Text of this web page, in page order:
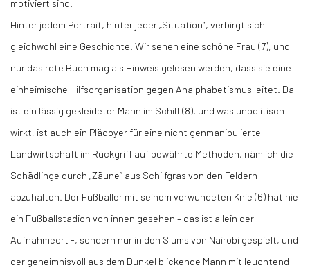
motiviert sind.
Hinter jedem Portrait, hinter jeder „Situation“, verbirgt sich
gleichwohl eine Geschichte. Wir sehen eine schöne Frau (7), und
nur das rote Buch mag als Hinweis gelesen werden, dass sie eine
einheimische Hilfsorganisation gegen Analphabetismus leitet. Da
ist ein lässig gekleideter Mann im Schilf (8), und was unpolitisch
wirkt, ist auch ein Plädoyer für eine nicht genmanipulierte
Landwirtschaft im Rückgriff auf bewährte Methoden, nämlich die
Schädlinge durch „Zäune“ aus Schilfgras von den Feldern
abzuhalten. Der Fußballer mit seinem verwundeten Knie (6) hat nie
ein Fußballstadion von innen gesehen – das ist allein der
Aufnahmeort -, sondern nur in den Slums von Nairobi gespielt, und
der geheimnisvoll aus dem Dunkel blickende Mann mit leuchtend